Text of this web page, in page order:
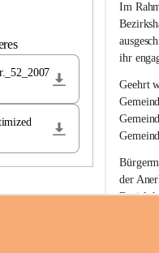
h
-
S
t
M
a
g
d
a
l
e
n
a
Im
ihr
Geehrt
der